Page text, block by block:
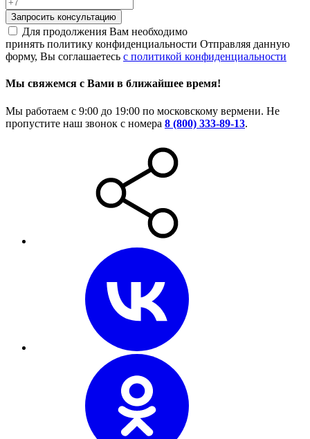
Запросить консультацию
Для продолжения Вам необходимо
принять политику конфиденциальности Отправляя данную
форму, Вы соглашаетесь с политикой конфиденциальности
Мы свяжемся с Вами в ближайшее время!
Мы работаем с 9:00 до 19:00 по московскому вермени. Не
пропустите наш звонок с номера 8 (800) 333-89-13.